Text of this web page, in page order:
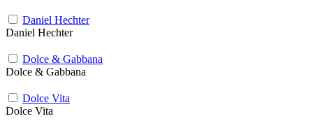
Daniel Hechter
Daniel Hechter
Dolce & Gabbana
Dolce & Gabbana
Dolce Vita
Dolce Vita